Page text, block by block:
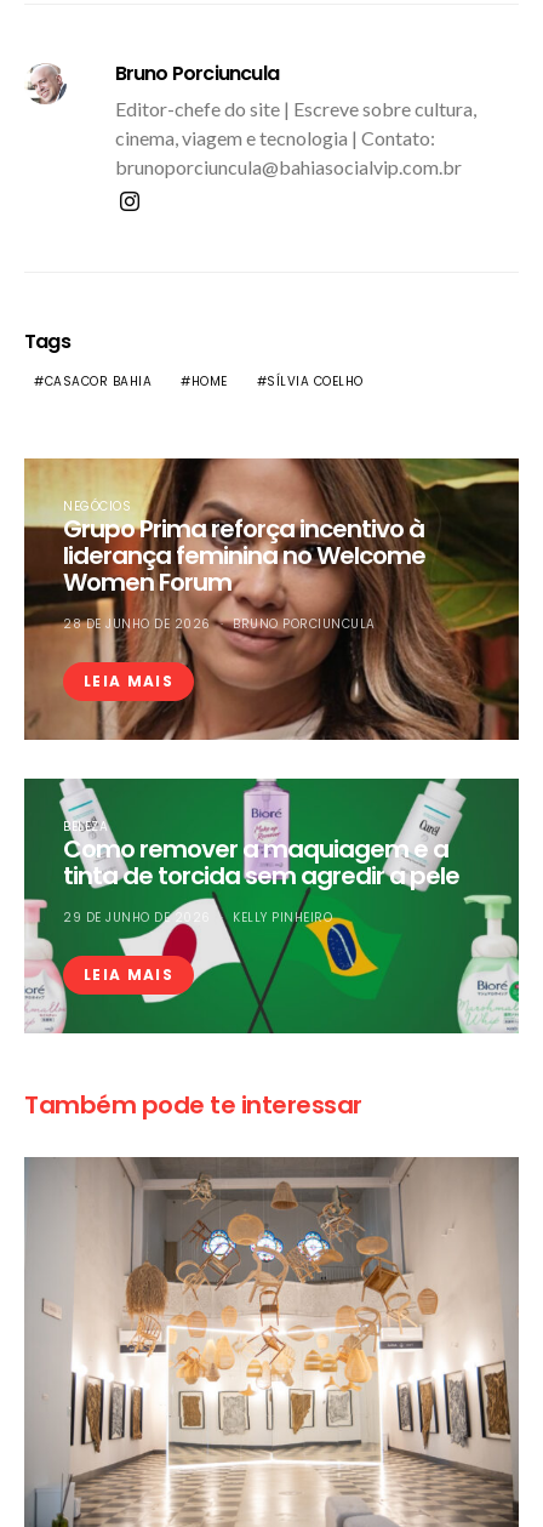
Bruno Porciuncula
Editor-chefe do site | Escreve sobre cultura,
cinema, viagem e tecnologia | Contato:
brunoporciuncula@bahiasocialvip.com.br
Tags
CASACOR BAHIA HOME SÍLVIA COELHO
NEGÓCIOS
Grupo Prima reforça incentivo à
liderança feminina no Welcome
Women Forum
28 DE JUNHO DE 2026 BRUNO PORCIUNCULA
LEIA MAIS
BELEZA
Como remover a maquiagem e a
tinta de torcida sem agredir a pele
29 DE JUNHO DE 2026 KELLY PINHEIRO
LEIA MAIS
Também pode te interessar